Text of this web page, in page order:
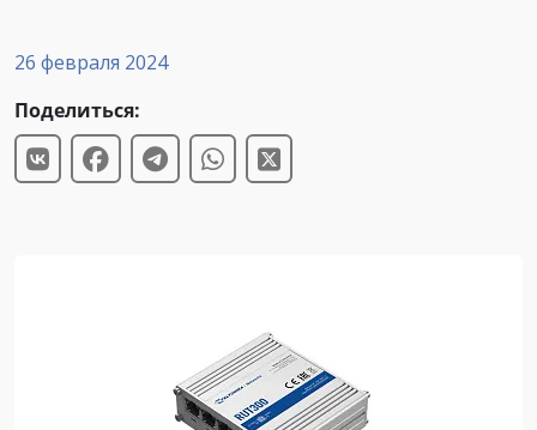
26 февраля 2024
Поделиться: